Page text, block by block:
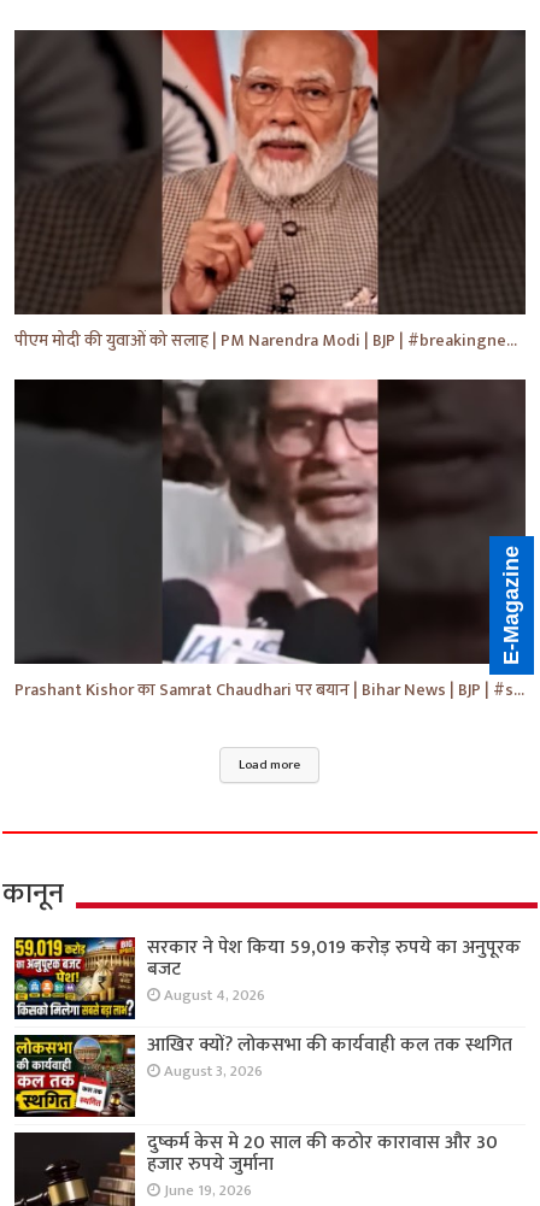
पीएम मोदी की युवाओं को सलाह | PM Narendra Modi | BJP | #breakingnews #shorts #yt #news
Prashant Kishor का Samrat Chaudhari पर बयान | Bihar News | BJP | #shorts #yt #breaking #news
Load more
कानून
सरकार ने पेश किया 59,019 करोड़ रुपये का अनुपूरक
बजट
August 4, 2026
आखिर क्यों? लोकसभा की कार्यवाही कल तक स्थगित
August 3, 2026
दुष्कर्म केस मे 20 साल की कठोर कारावास और 30
हजार रुपये जुर्माना
June 19, 2026
E-Magazine